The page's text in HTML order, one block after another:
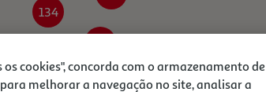
134
63
cookies", concorda com o armazenamento de
melhorar a navegação no site, analisar a